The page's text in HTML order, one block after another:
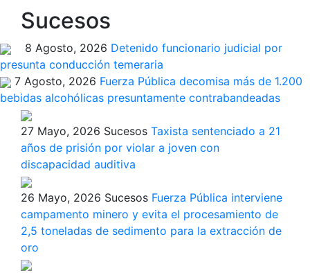
Sucesos
8 Agosto, 2026 Detenido funcionario judicial por
presunta conducción temeraria
7 Agosto, 2026 Fuerza Pública decomisa más de 1.200
bebidas alcohólicas presuntamente contrabandeadas
27 Mayo, 2026 Sucesos Taxista sentenciado a 21
años de prisión por violar a joven con
discapacidad auditiva
26 Mayo, 2026 Sucesos Fuerza Pública interviene
campamento minero y evita el procesamiento de
2,5 toneladas de sedimento para la extracción de
oro